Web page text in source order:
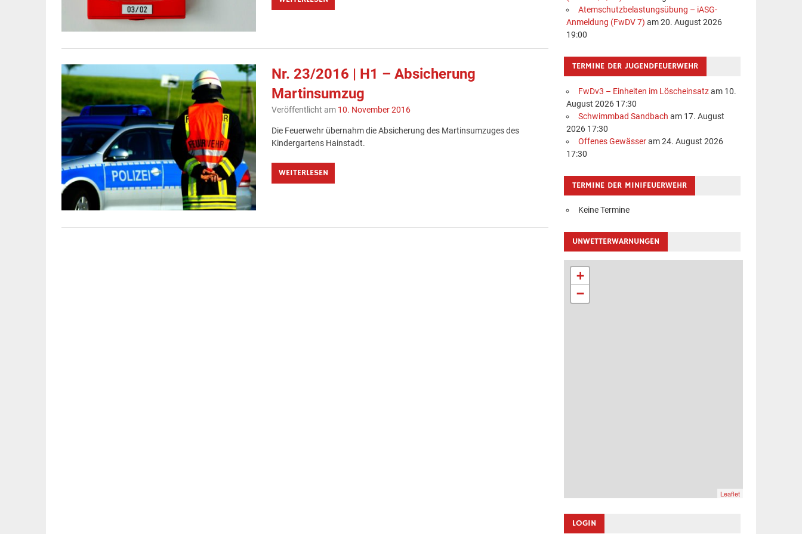
Nr. 23/2016 | H1 – Absicherung
Martinsumzug
Veröffentlicht am 10. November 2016
Die Feuerwehr übernahm die Absicherung des Martinsumzuges des
Kindergartens Hainstadt.
WEITERLESEN
Atemschutzbelastungsübung – iASG-
Anmeldung (FwDV 7) am 20. August 2026
19:00
TERMINE DER JUGENDFEUERWEHR
FwDv3 – Einheiten im Löscheinsatzam 10.
August 2026 17:30
Schwimmbad Sandbach am 17. August
2026 17:30
Offenes Gewässeram 24. August 2026
17:30
TERMINE DER MINIFEUERWEHR
Keine Termine
UNWETTERWARNUNGEN
+
−
Leaflet
LOGIN